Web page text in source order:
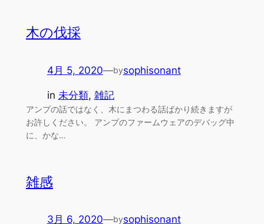
木の伐採
4月 5, 2020—bysophisonant
in 未分類, 雑記
アンプの話ではなく、木にまつわる話ばかり続きますが
お許しください。 アンプのファームウェアのデバッグ中
に、かな…
雑感
3月 6, 2020—bysophisonant